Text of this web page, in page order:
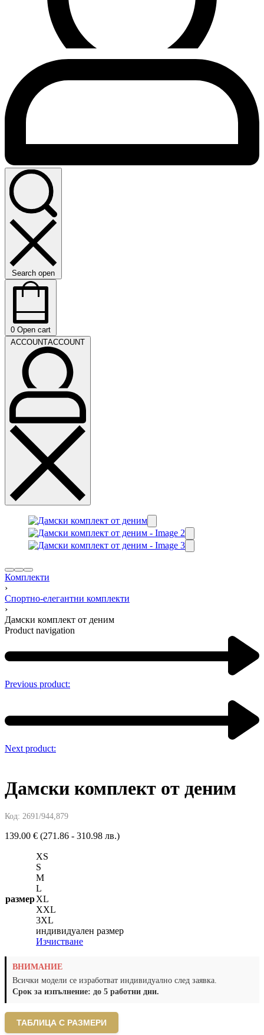
Search open
0 Open cart
ACCOUNTACCOUNT
Комплекти
›
Спортно-елегантни комплекти
›
Дамски комплект от деним
Product navigation
Previous product:
Next product:
Дамски комплект от деним
Код: 2691/944,879
139.00 € (271.86 - 310.98 лв.)
размер
XS
S
M
L
XL
XXL
3XL
индивидуален размер
Изчистване
ВНИМАНИЕ
Всички модели се изработват индивидуално след заявка.
Срок за изпълнение: до 5 работни дни.
ТАБЛИЦА С РАЗМЕРИ